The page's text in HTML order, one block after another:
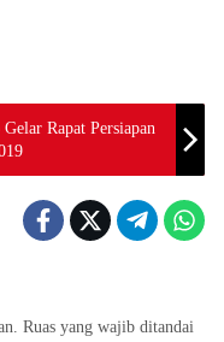
Rapat Persiapan
Ruas yang wajib ditandai